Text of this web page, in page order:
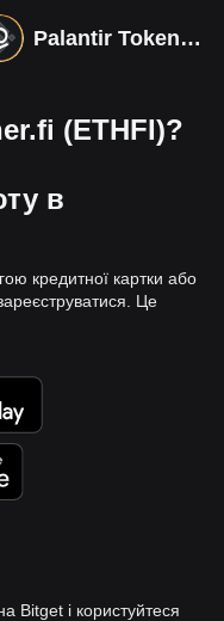
Palantir Tokenized bStocks
(ETHFI)?
в
кредитної картки або
Це
Bitget і користуйтеся